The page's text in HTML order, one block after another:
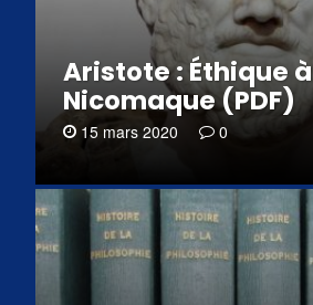
Aristote : Éthique à
Nicomaque (PDF)
15 mars 2020 0